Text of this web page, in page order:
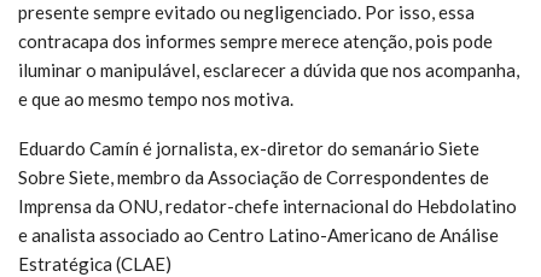
presente sempre evitado ou negligenciado. Por isso, essa
contracapa dos informes sempre merece atenção, pois pode
iluminar o manipulável, esclarecer a dúvida que nos acompanha,
e que ao mesmo tempo nos motiva.
Eduardo Camín é jornalista, ex-diretor do semanário Siete
Sobre Siete, membro da Associação de Correspondentes de
Imprensa da ONU, redator-chefe internacional do Hebdolatino
e analista associado ao Centro Latino-Americano de Análise
Estratégica (CLAE)